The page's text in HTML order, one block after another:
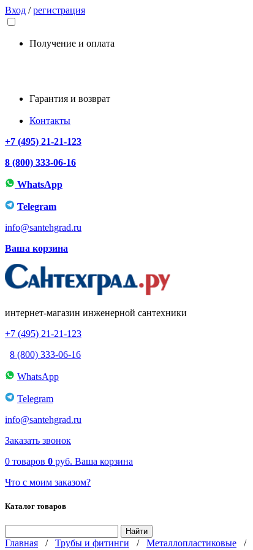
Вход /регистрация
Получение и оплата
Гарантия и возврат
Контакты
+7 (495) 21-21-123
8 (800) 333-06-16
WhatsApp
Telegram
info@santehgrad.ru
Ваша корзина
интернет-магазин инженерной сантехники
+7 (495) 21-21-123
8 (800) 333-06-16
WhatsApp
Telegram
info@santehgrad.ru
Заказать звонок
0 товаров 0 руб. Ваша корзина
Что с моим заказом?
Каталог товаров
Главная / Трубы и фитинги / Металлопластиковые /